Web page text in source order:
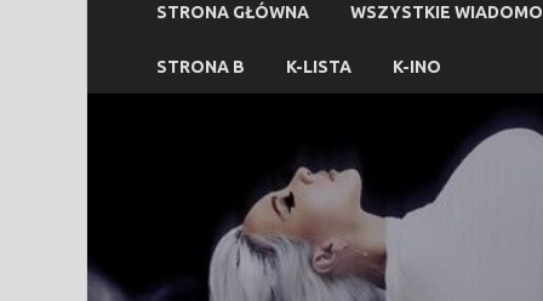
STRONA GŁÓWNA WSZYSTKIE
STRONA B K-LISTA K-INO